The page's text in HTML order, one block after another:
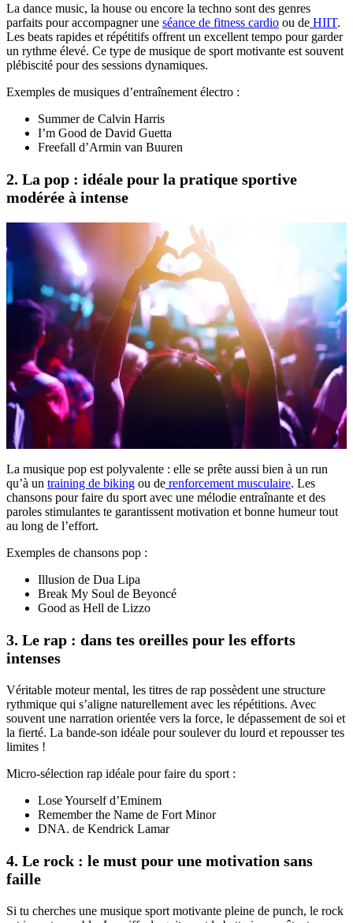
La dance music, la house ou encore la techno sont des genres
parfaits pour accompagner une séance de fitness cardio ou de HIIT.
Les beats rapides et répétitifs offrent un excellent tempo pour garder
un rythme élevé. Ce type de musique de sport motivante est souvent
plébiscité pour des sessions dynamiques.
Exemples de musiques d’entraînement électro :
Summer de Calvin Harris
I’m Good de David Guetta
Freefall d’Armin van Buuren
2. La pop : idéale pour la pratique sportive
modérée à intense
La musique pop est polyvalente : elle se prête aussi bien à un run
qu’à un training de biking ou de renforcement musculaire. Les
chansons pour faire du sport avec une mélodie entraînante et des
paroles stimulantes te garantissent motivation et bonne humeur tout
au long de l’effort.
Exemples de chansons pop :
Illusion de Dua Lipa
Break My Soul de Beyoncé
Good as Hell de Lizzo
3. Le rap : dans tes oreilles pour les efforts
intenses
Véritable moteur mental, les titres de rap possèdent une structure
rythmique qui s’aligne naturellement avec les répétitions. Avec
souvent une narration orientée vers la force, le dépassement de soi et
la fierté. La bande-son idéale pour soulever du lourd et repousser tes
limites !
Micro-sélection rap idéale pour faire du sport :
Lose Yourself d’Eminem
Remember the Name de Fort Minor
DNA. de Kendrick Lamar
4. Le rock : le must pour une motivation sans
faille
Si tu cherches une musique sport motivante pleine de punch, le rock